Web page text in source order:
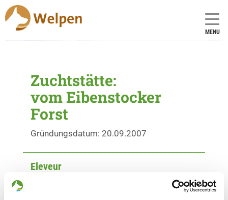
MENU
Zuchtstätte:
vom Eibenstocker
Forst
Gründungsdatum: 20.09.2007
Eleveur